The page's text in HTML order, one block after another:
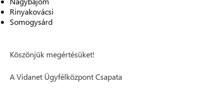
Rinyakovácsi
Somogysárd
Köszönjük megértésüket!
A Vidanet Ügyfélközpont Csapata